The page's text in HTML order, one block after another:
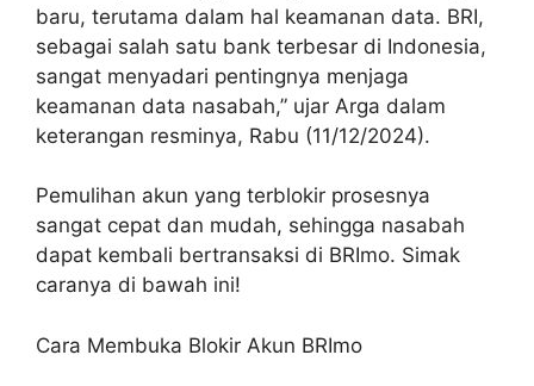
baru, terutama dalam hal keamanan data. BRI,
sebagai salah satu bank terbesar di Indonesia,
sangat menyadari pentingnya menjaga
keamanan data nasabah,” ujar Arga dalam
keterangan resminya, Rabu (11/12/2024).
Pemulihan akun yang terblokir prosesnya
sangat cepat dan mudah, sehingga nasabah
dapat kembali bertransaksi di BRImo. Simak
caranya di bawah ini!
Cara Membuka Blokir Akun BRImo